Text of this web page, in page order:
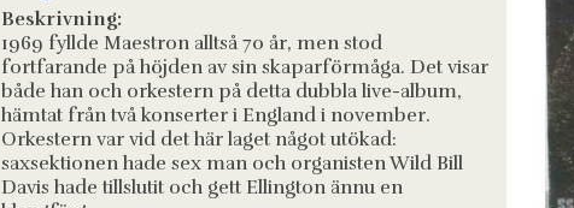
Beskrivning:
1969 fyllde Maestron alltså 70 år, men stod
fortfarande på höjden av sin skaparförmåga. Det visar
både han och orkestern på detta dubbla live-album,
hämtat från två konserter i England i november.
Orkestern var vid det här laget något utökad:
saxsektionen hade sex man och organisten Wild Bill
Davis hade tillslutit och gett Ellington ännu en